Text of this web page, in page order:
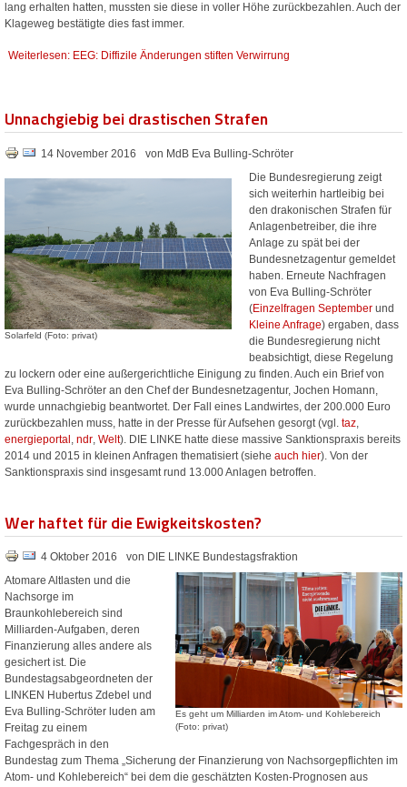
lang erhalten hatten, mussten sie diese in voller Höhe zurückbezahlen. Auch der
Klageweg bestätigte dies fast immer.
Weiterlesen: EEG: Diffizile Änderungen stiften Verwirrung
Unnachgiebig bei drastischen Strafen
14 November 2016 von MdB Eva Bulling-Schröter
Solarfeld (Foto: privat)
Die Bundesregierung zeigt
sich weiterhin hartleibig bei
den drakonischen Strafen für
Anlagenbetreiber, die ihre
Anlage zu spät bei der
Bundesnetzagentur gemeldet
haben. Erneute Nachfragen
von Eva Bulling-Schröter
(Einzelfragen September und
Kleine Anfrage) ergaben, dass
die Bundesregierung nicht
beabsichtigt, diese Regelung
zu lockern oder eine außergerichtliche Einigung zu finden. Auch ein Brief von
Eva Bulling-Schröter an den Chef der Bundesnetzagentur, Jochen Homann,
wurde unnachgiebig beantwortet. Der Fall eines Landwirtes, der 200.000 Euro
zurückbezahlen muss, hatte in der Presse für Aufsehen gesorgt (vgl. taz
energieportal ndr Welt). DIE LINKE hatte diese massive Sanktionspraxis bereits
2014 und 2015 in kleinen Anfragen thematisiert (siehe auch hier). Von der
Sanktionspraxis sind insgesamt rund 13.000 Anlagen betroffen.
Wer haftet für die Ewigkeitskosten?
4 Oktober 2016 von DIE LINKE Bundestagsfraktion
Es geht um Milliarden im Atom- und Kohlebereich
(Foto: privat)
Atomare Altlasten und die
Nachsorge im
Braunkohlebereich sind
Milliarden-Aufgaben, deren
Finanzierung alles andere als
gesichert ist. Die
Bundestagsabgeordneten der
LINKEN Hubertus Zdebel und
Eva Bulling-Schröter luden am
Freitag zu einem
Fachgespräch in den
Bundestag zum Thema „Sicherung der Finanzierung von Nachsorgepflichten im
Atom- und Kohlebereich“ bei dem die geschätzten Kosten-Prognosen aus